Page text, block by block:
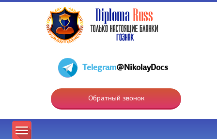
Telegram@NikolayDocs
Обратный звонок